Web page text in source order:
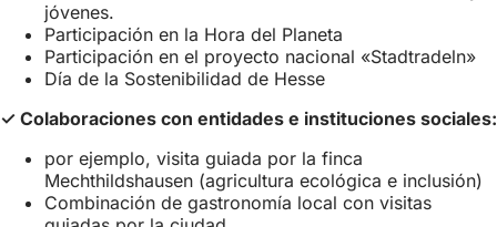
jóvenes.
Participación en la Hora del Planeta
Participación en el proyecto nacional «Stadtradeln»
Día de la Sostenibilidad de Hesse
✓ Colaboraciones con entidades e instituciones sociales:
por ejemplo, visita guiada por la finca
Mechthildshausen (agricultura ecológica e inclusión)
Combinación de gastronomía local con visitas